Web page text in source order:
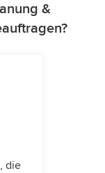
&
die